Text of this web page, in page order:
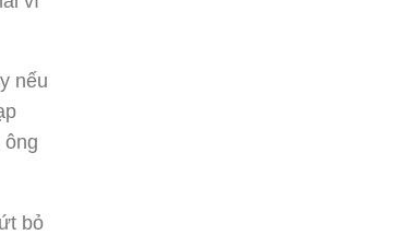
nếu
ông
bỏ